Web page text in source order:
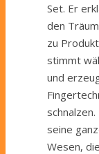
Set. Er
den
zu
stimmt
und
seine
Wesen,